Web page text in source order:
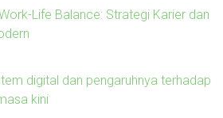
Life Balance: Strategi Karier dan
digital dan pengaruhnya terhadap
kini